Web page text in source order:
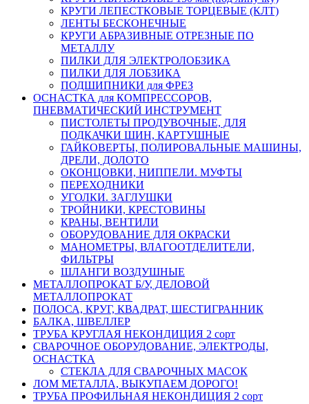
КРУГИ ЛЕПЕСТКОВЫЕ ТОРЦЕВЫЕ (КЛТ)
ЛЕНТЫ БЕСКОНЕЧНЫЕ
КРУГИ АБРАЗИВНЫЕ ОТРЕЗНЫЕ ПО
МЕТАЛЛУ
ПИЛКИ ДЛЯ ЭЛЕКТРОЛОБЗИКА
ПИЛКИ ДЛЯ ЛОБЗИКА
ПОДШИПНИКИ для ФРЕЗ
ОСНАСТКА для КОМПРЕССОРОВ,
ПНЕВМАТИЧЕСКИЙ ИНСТРУМЕНТ
ПИСТОЛЕТЫ ПРОДУВОЧНЫЕ, ДЛЯ
ПОДКАЧКИ ШИН, КАРТУШНЫЕ
ГАЙКОВЕРТЫ, ПОЛИРОВАЛЬНЫЕ МАШИНЫ,
ДРЕЛИ, ДОЛОТО
ОКОНЦОВКИ, НИППЕЛИ. МУФТЫ
ПЕРЕХОДНИКИ
УГОЛКИ. ЗАГЛУШКИ
ТРОЙНИКИ, КРЕСТОВИНЫ
КРАНЫ, ВЕНТИЛИ
ОБОРУДОВАНИЕ ДЛЯ ОКРАСКИ
МАНОМЕТРЫ, ВЛАГООТДЕЛИТЕЛИ,
ФИЛЬТРЫ
ШЛАНГИ ВОЗДУШНЫЕ
МЕТАЛЛОПРОКАТ Б/У, ДЕЛОВОЙ
МЕТАЛЛОПРОКАТ
ПОЛОСА, КРУГ, КВАДРАТ, ШЕСТИГРАННИК
БАЛКА, ШВЕЛЛЕР
ТРУБА КРУГЛАЯ НЕКОНДИЦИЯ 2 сорт
СВАРОЧНОЕ ОБОРУДОВАНИЕ, ЭЛЕКТРОДЫ,
ОСНАСТКА
СТЕКЛА ДЛЯ СВАРОЧНЫХ МАСОК
ЛОМ МЕТАЛЛА, ВЫКУПАЕМ ДОРОГО!
ТРУБА ПРОФИЛЬНАЯ НЕКОНДИЦИЯ 2 сорт